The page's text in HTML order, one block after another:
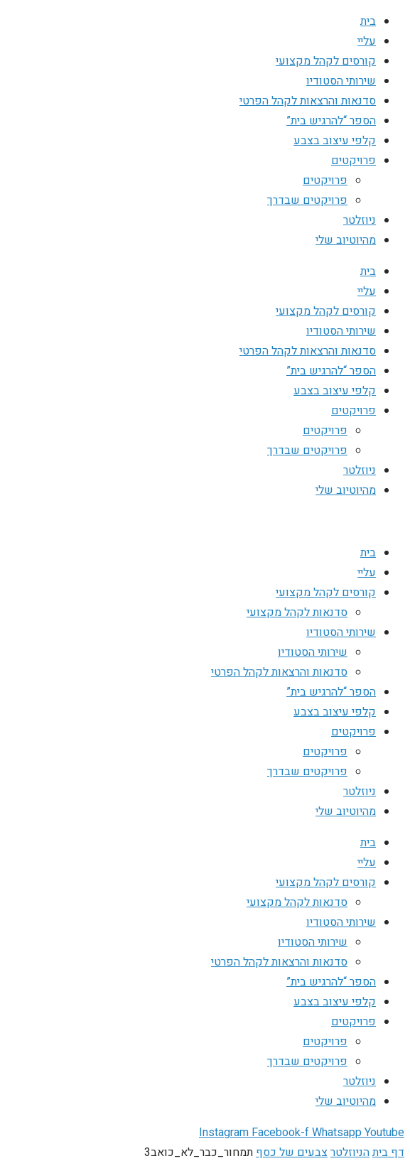
בית
עליי
קורסים לקהל מקצועי
שירותי הסטודיו
סדנאות והרצאות לקהל הפרטי
הספר “להרגיש בית”
קלפי עיצוב בצבע
פרויקטים
פרויקטים
פרויקטים שבדרך
ניוזלטר
מהיוטיוב שלי
בית
עליי
קורסים לקהל מקצועי
שירותי הסטודיו
סדנאות והרצאות לקהל הפרטי
הספר “להרגיש בית”
קלפי עיצוב בצבע
פרויקטים
פרויקטים
פרויקטים שבדרך
ניוזלטר
מהיוטיוב שלי
בית
עליי
קורסים לקהל מקצועי
סדנאות לקהל מקצועי
שירותי הסטודיו
שירותי הסטודיו
סדנאות והרצאות לקהל הפרטי
הספר “להרגיש בית”
קלפי עיצוב בצבע
פרויקטים
פרויקטים
פרויקטים שבדרך
ניוזלטר
מהיוטיוב שלי
בית
עליי
קורסים לקהל מקצועי
סדנאות לקהל מקצועי
שירותי הסטודיו
שירותי הסטודיו
סדנאות והרצאות לקהל הפרטי
הספר “להרגיש בית”
קלפי עיצוב בצבע
פרויקטים
פרויקטים
פרויקטים שבדרך
ניוזלטר
מהיוטיוב שלי
InstagramFacebook-fWhatsappYoutube
דף ביתהניוזלטרצבעים של כסףתמחור_כבר_לא_כואב3